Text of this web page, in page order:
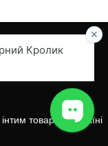
товарів в Україні